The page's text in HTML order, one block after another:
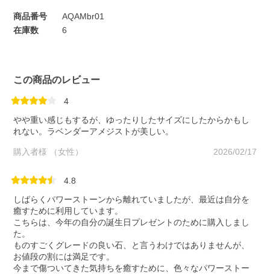
商品番号
AQAMbr01
在庫数
6
この商品のレビュー
4
やや重い感じもするが、ゆったりしたサイズにしたからかもし
れない。ラベンダーアメジストが美しい。
購入者様 （女性） 2026/02/17
4.8
しばらくパワーストーンから離れていましたが、最近は自分を
癒すために利用しています。
こちらは、今年の自分の誕生日プレゼントのために購入しまし
た。
ものすごくグレードの良い石、と言うわけではありませんが、
お値段の割には満足です。
今まで傷ついてきた気持ちを癒すために、色々なパワーストー